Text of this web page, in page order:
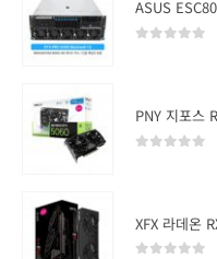
ASUS
PNY 지포스
XFX 라데온